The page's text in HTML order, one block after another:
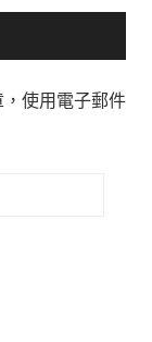
使用電子郵件